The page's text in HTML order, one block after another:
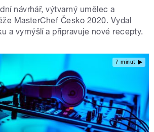
návrhář, výtvarný umělec a
MasterChef Česko 2020. Vydal
a vymýšlí a připravuje nové recepty.
7 minut